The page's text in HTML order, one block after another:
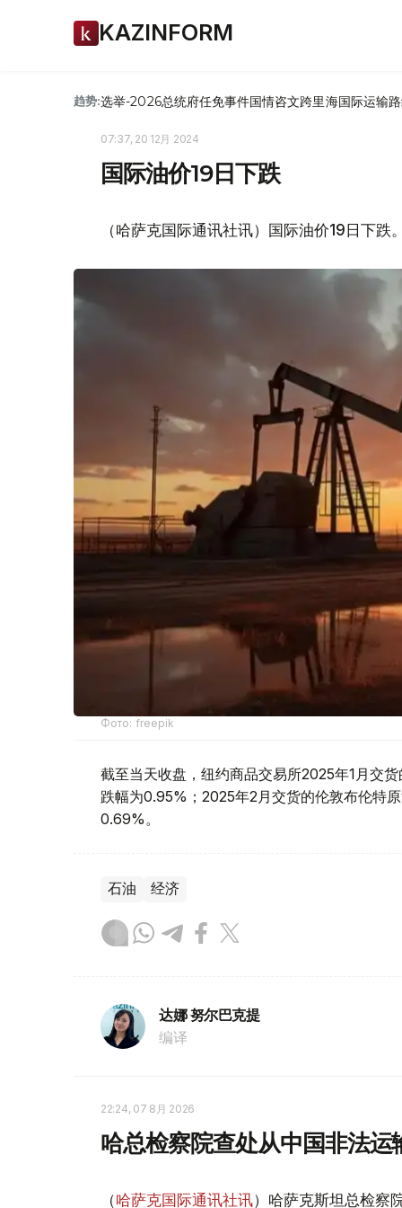
KAZINFORM
趋势:选举-2026总统府任免事件国情咨文跨里海国际运输
07:37, 20 12月 2024
国际油价19日下跌
（哈萨克国际通讯社讯）国际油价19日下跌
Фото: freepik
截至当天收盘，纽约商品交易所2025年1月交
跌幅为0.95%；2025年2月交货的伦敦布伦特
0.69%。
石油 经济
达娜 努尔巴克提
编译
22:24, 07 8月 2026
哈总检察院查处从中国非法
（哈萨克国际通讯社讯）哈萨克斯坦总检察